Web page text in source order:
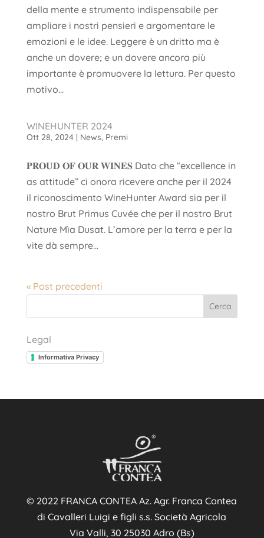
della mente e strumento indispensabile per
ampliare i nostri pensieri e argomentare le
emozioni e le idee. Leggere è un dritto ma è
anche un dovere; e un dovere ancora più
importante è promuovere la lettura. Per questo
motivo...
WINEHUNTER 2024
Ott 28, 2024| News, Premi
𝐏𝐑𝐎𝐔𝐃 𝐎𝐅 𝐎𝐔𝐑 𝐖𝐈𝐍𝐄𝐒 Dato che “excellence in
as attitude” ci onora ricevere anche per il 2024
il riconoscimento WineHunter Award sia per il
nostro Brut Primus Cuvée che per il nostro Brut
Nature Mìa Dusat. L’amore per la terra e per la
vite dà sempre...
« Post precedenti
Cerca
Legal
Informativa Privacy
© 2022 FRANCA CONTEA Az. Agr. Franca Contea
di Cavalleri Luigi e figli s.s. Società Agricola
Via Valli, 30 25030 Adro (Bs)